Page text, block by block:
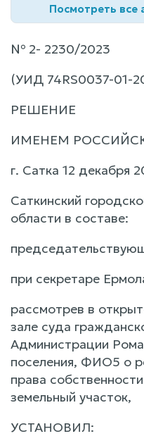
Посмотреть все
№ 2- 2230/2023
(УИД 74RS0037-01-
РЕШЕНИЕ
ИМЕНЕМ
г. Сатка 12 декабря
Саткинский
области в составе:
при секретаре
рассмотрев в
зале суда
Администрации
поселения, ФИО5 о
права
земельный участок,
УСТАНОВИЛ: